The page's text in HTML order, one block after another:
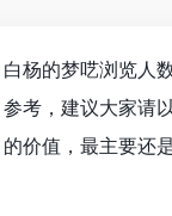
白杨的梦呓浏览人
参考，建议大家请
的价值，最主要还